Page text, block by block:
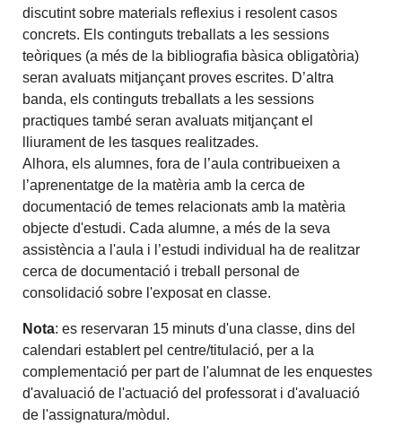
discutint sobre materials reflexius i resolent casos
concrets. Els continguts treballats a les sessions
teòriques (a més de la bibliografia bàsica obligatòria)
seran avaluats mitjançant proves escrites. D’altra
banda, els continguts treballats a les sessions
practiques també seran avaluats mitjançant el
lliurament de les tasques realitzades.
Alhora, els alumnes, fora de l’aula contribueixen a
l’aprenentatge de la matèria amb la cerca de
documentació de temes relacionats amb la matèria
objecte d'estudi. Cada alumne, a més de la seva
assistència a l'aula i l’estudi individual ha de realitzar
cerca de documentació i treball personal de
consolidació sobre l'exposat en classe.
Nota: es reservaran 15 minuts d'una classe, dins del
calendari establert pel centre/titulació, per a la
complementació per part de l'alumnat de les enquestes
d'avaluació de l'actuació del professorat i d'avaluació
de l'assignatura/mòdul.